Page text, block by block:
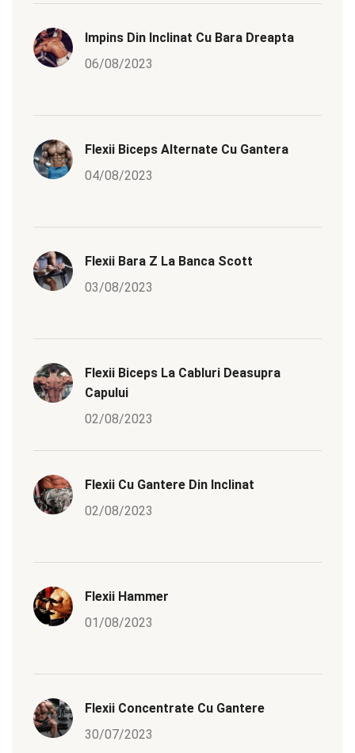
Impins Din Inclinat Cu Bara Dreapta
06/08/2023
Flexii Biceps Alternate Cu Gantera
04/08/2023
Flexii Bara Z La Banca Scott
03/08/2023
Flexii Biceps La Cabluri Deasupra
Capului
02/08/2023
Flexii Cu Gantere Din Inclinat
02/08/2023
Flexii Hammer
01/08/2023
Flexii Concentrate Cu Gantere
30/07/2023